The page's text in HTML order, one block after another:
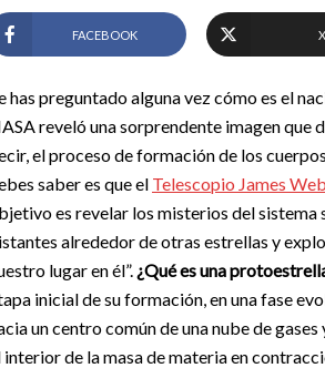
FACEBOOK X
has preguntado alguna vez cómo es el
reveló una sorprendente imagen que
el proceso de formación de los
saber es que el Telescopio James
es revelar los misterios del sistema
alrededor de otras estrellas y
lugar en él”. ¿Qué es una
inicial de su formación, en una fase
un centro común de una nube de
interior de la masa de materia en